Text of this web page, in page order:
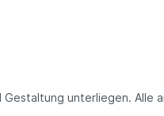
unterliegen. Alle